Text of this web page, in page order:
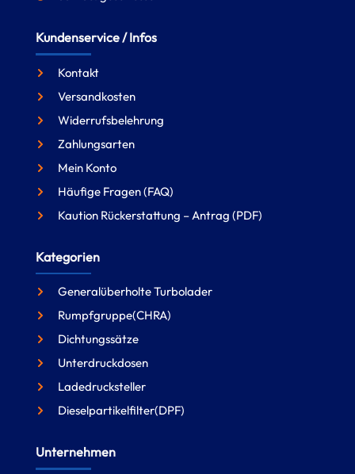
Kundenservice / Infos
Kontakt
Versandkosten
Widerrufsbelehrung
Zahlungsarten
Mein Konto
Häufige Fragen (FAQ)
Kaution Rückerstattung – Antrag (PDF)
Kategorien
Generalüberholte Turbolader
Rumpfgruppe(CHRA)
Dichtungssätze
Unterdruckdosen
Ladedrucksteller
Dieselpartikelfilter(DPF)
Unternehmen